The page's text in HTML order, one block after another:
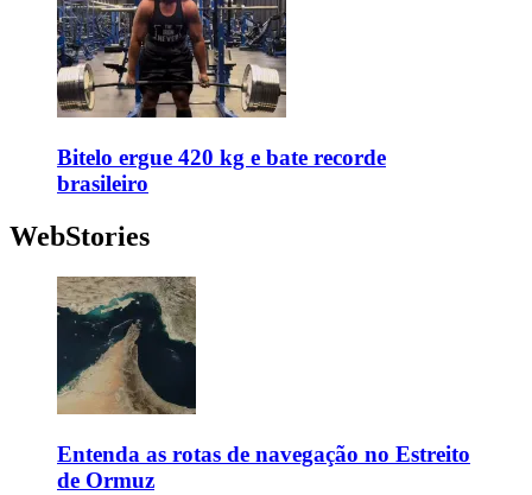
Bitelo ergue 420 kg e bate recorde
brasileiro
WebStories
Entenda as rotas de navegação no Estreito
de Ormuz